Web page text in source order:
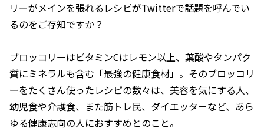
リーがメインを張れるレシピがTwitterで話題を呼んでい
るのをご存知ですか？
ブロッコリーはビタミンCはレモン以上、葉酸やタンパク
質にミネラルも含む「最強の健康食材」。そのブロッコリ
ーをたくさん使ったレシピの数々は、美容を気にする人、
幼児食や介護食、また筋トレ民、ダイエッターなど、あら
ゆる健康志向の人におすすめとのこと。